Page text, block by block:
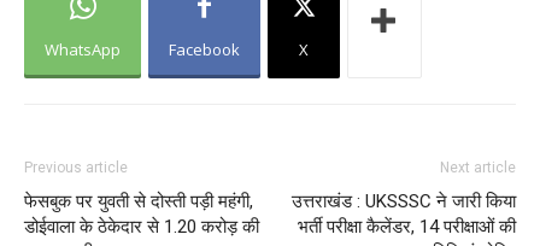
WhatsApp Facebook X
Previous article
फेसबुक पर युवती से दोस्ती पड़ी महंगी,
डोईवाला के ठेकेदार से 1.20 करोड़ की
Next article
उत्तराखंड : UKSSSC ने जारी किया
भर्ती परीक्षा कैलेंडर, 14 परीक्षाओं की